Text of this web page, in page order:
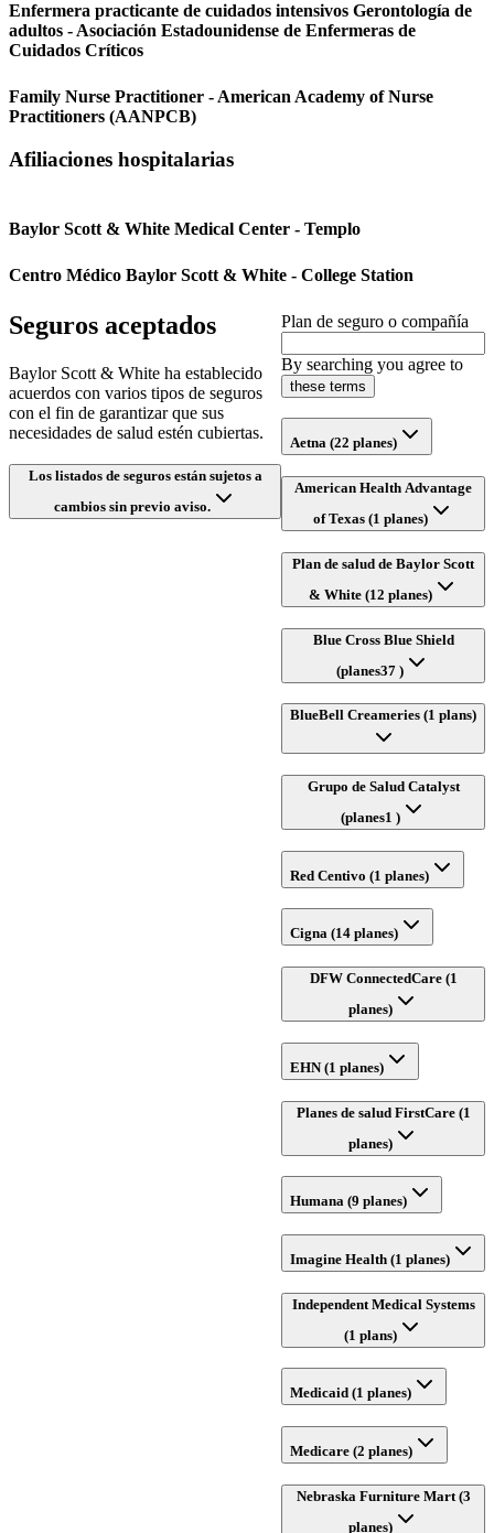
Enfermera practicante de cuidados intensivos Gerontología de
adultos - Asociación Estadounidense de Enfermeras de
Cuidados Críticos
Family Nurse Practitioner - American Academy of Nurse
Practitioners (AANPCB)
Afiliaciones hospitalarias
Baylor Scott & White Medical Center - Templo
Centro Médico Baylor Scott & White - College Station
Seguros aceptados
Baylor Scott & White ha establecido
acuerdos con varios tipos de seguros
con el fin de garantizar que sus
necesidades de salud estén cubiertas.
Los listados de seguros están sujetos a
cambios sin previo aviso.
Plan de seguro o compañía
By searching you agree to
these terms
Aetna (22 planes)
American Health Advantage
of Texas (1 planes)
Plan de salud de Baylor Scott
& White (12 planes)
Blue Cross Blue Shield
(planes37 )
BlueBell Creameries (1 plans)
Grupo de Salud Catalyst
(planes1 )
Red Centivo (1 planes)
Cigna (14 planes)
DFW ConnectedCare (1
planes)
EHN (1 planes)
Planes de salud FirstCare (1
planes)
Humana (9 planes)
Imagine Health (1 planes)
Independent Medical Systems
(1 plans)
Medicaid (1 planes)
Medicare (2 planes)
Nebraska Furniture Mart (3
planes)